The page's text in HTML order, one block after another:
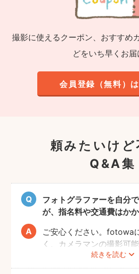
撮影に使えるクーポン、おすすめ
どをいち早くお届
会員登録（無料）
頼みたいけ
Q&A集
フォトグラファーを自分
が、指名料や交通費はか
続きを読む
ご安心ください。fotowa
く、カメラマンの撮影可
交通費も一切かかりません
自己PRやポートフォリオ